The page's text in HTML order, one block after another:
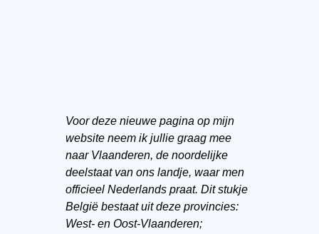
Voor deze nieuwe pagina op mijn
website neem ik jullie graag mee
naar Vlaanderen, de noordelijke
deelstaat van ons landje, waar men
officieel Nederlands praat. Dit stukje
België bestaat uit deze provincies:
West- en Oost-Vlaanderen;